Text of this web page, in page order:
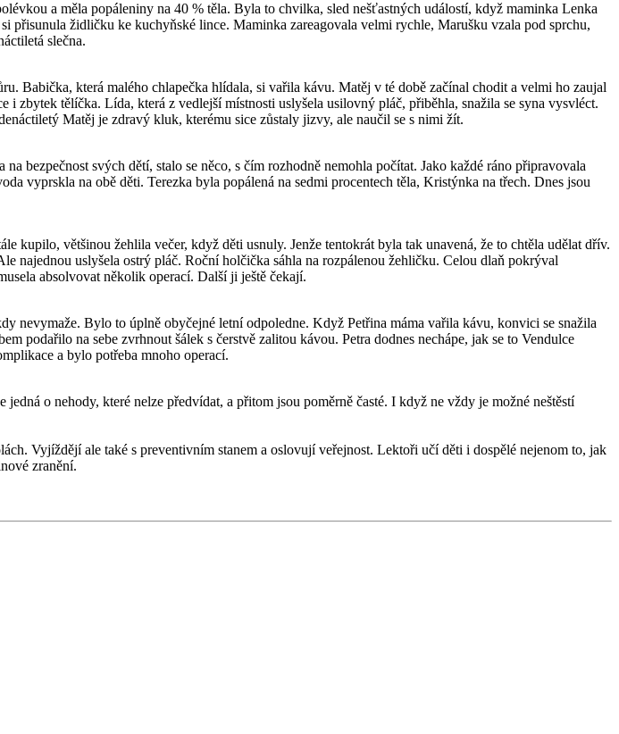
a měla popáleniny na 40 % těla. Byla to chvilka, sled nešťastných událostí, když maminka Lenka
židličku ke kuchyňské lince. Maminka zareagovala velmi rychle, Marušku vzala pod sprchu,
slečna.
Babička, která malého chlapečka hlídala, si vařila kávu. Matěj v té době začínal chodit a velmi ho zaujal
zbytek tělíčka. Lída, která z vedlejší místnosti uslyšela usilovný pláč, přiběhla, snažila se syna vysvléct.
Matěj je zdravý kluk, kterému sice zůstaly jizvy, ale naučil se s nimi žít.
svých dětí, stalo se něco, s čím rozhodně nemohla počítat. Jako každé ráno připravovala
vyprskla na obě děti. Terezka byla popálená na sedmi procentech těla, Kristýnka na třech. Dnes jsou
kupilo, většinou žehlila večer, když děti usnuly. Jenže tentokrát byla tak unavená, že to chtěla udělat dřív.
najednou uslyšela ostrý pláč. Roční holčička sáhla na rozpálenou žehličku. Celou dlaň pokrýval
absolvovat několik operací. Další ji ještě čekají.
nevymaže. Bylo to úplně obyčejné letní odpoledne. Když Petřina máma vařila kávu, konvici se snažila
podařilo na sebe zvrhnout šálek s čerstvě zalitou kávou. Petra dodnes nechápe, jak se to Vendulce
a bylo potřeba mnoho operací.
o nehody, které nelze předvídat, a přitom jsou poměrně časté. I když ne vždy je možné neštěstí
Vyjíždějí ale také s preventivním stanem a oslovují veřejnost. Lektoři učí děti i dospělé nejenom to, jak
zranění.